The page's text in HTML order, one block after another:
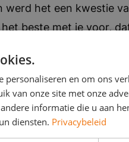
werd het een kwestie
beste met je voor,
weet je nooit. Maar
ik wie ik moet bellen.”
personaliseren en om ons
van onze site met onze
informatie die u aan
diensten. Privacybeleid